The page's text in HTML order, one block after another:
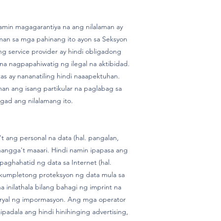
magagarantiya na ang nilalaman ay
sa mga pahinang ito ayon sa Seksyon
service provider ay hindi obligadong
nagpapahiwatig ng ilegal na aktibidad.
ay nananatiling hindi naaapektuhan.
ang isang partikular na paglabag sa
ang nilalamang ito.
personal na data (hal. pangalan,
maaari. Hindi namin ipapasa ang
ng data sa Internet (hal.
proteksyon ng data mula sa
inilathala bilang bahagi ng imprint na
ng impormasyon. Ang mga operator
ang hindi hinihinging advertising,